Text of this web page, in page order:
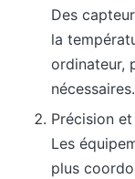
Des
la
ordinateur,
nécessaires.
Précision
Les
plus